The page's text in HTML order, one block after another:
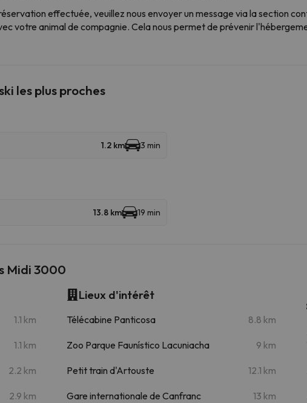
effectuée, veuillez nous envoyer un message via la section
votre animal de compagnie. Cela nous permet de prévenir
les plus proches
1.2 km 3 min
13.8 km 19 min
Midi 3000
1.1 km
1.1 km
2.2 km
2.9 km
Lieux d'intérêt
Télécabine Panticosa 8.8 km
Zoo Parque Faunístico Lacuniacha 9 km
Petit train d'Artouste 12.1 km
Gare internationale de Canfranc 13 km